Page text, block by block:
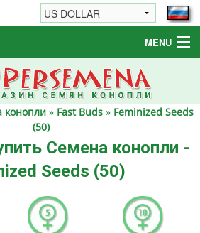
MENU
конопли » Fast Buds » Feminized Seeds
(50)
Семена конопли -
Seeds (50)